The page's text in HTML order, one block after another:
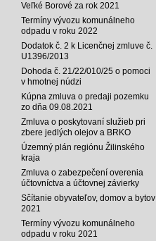
Veľké Borové za rok 2021
Termíny vývozu komunálneho
odpadu v roku 2022
Dodatok č. 2 k Licenčnej zmluve č.
U1396/2013
Dohoda č. 21/22/010/25 o pomoci
v hmotnej núdzi
Kúpna zmluva o predaji pozemku
zo dňa 09.08.2021
Zmluva o poskytovaní služieb pri
zbere jedlých olejov a BRKO
Územný plán regiónu Žilinského
kraja
Zmluva o zabezpečení overenia
účtovníctva a účtovnej závierky
Sčítanie obyvateľov, domov a bytov
2021
Termíny vývozu komunálneho
odpadu v roku 2021